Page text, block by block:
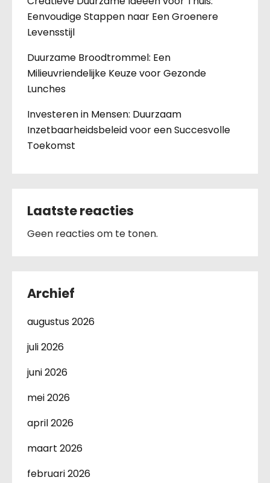
Eenvoudige Stappen naar Een Groenere
Levensstijl
Duurzame Broodtrommel: Een
Milieuvriendelijke Keuze voor Gezonde
Lunches
Investeren in Mensen: Duurzaam
Inzetbaarheidsbeleid voor een Succesvolle
Toekomst
Laatste reacties
Geen reacties om te tonen.
Archief
augustus 2026
juli 2026
juni 2026
mei 2026
april 2026
maart 2026
februari 2026